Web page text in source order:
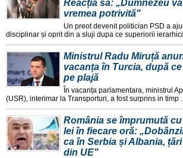
Reacția sa: „Dumnezeu
vremea potrivită"
Un preot devenit politician PSD a
disciplinar și oprit din a sluji dupa ce superiorii
Ministrul Radu Miruță
vacanța în Turcia, după
pe plajă
În vacanța parlamentara, ministrul
(USR), interimar la Transporturi, a fost surprins in timp
România se împrumută
lei în fiecare oră:
ca în Serbia și Albania,
din UE"